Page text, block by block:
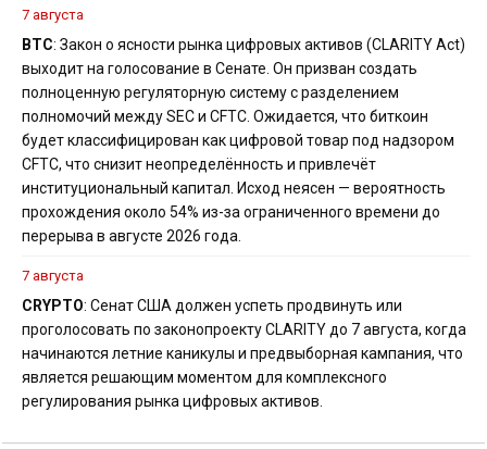
7 августа
BTC: Закон о ясности рынка цифровых активов (CLARITY Act)
выходит на голосование в Сенате. Он призван создать
полноценную регуляторную систему с разделением
полномочий между SEC и CFTC. Ожидается, что биткоин
будет классифицирован как цифровой товар под надзором
CFTC, что снизит неопределённость и привлечёт
институциональный капитал. Исход неясен — вероятность
прохождения около 54% из-за ограниченного времени до
перерыва в августе 2026 года.
7 августа
CRYPTO: Сенат США должен успеть продвинуть или
проголосовать по законопроекту CLARITY до 7 августа, когда
начинаются летние каникулы и предвыборная кампания, что
является решающим моментом для комплексного
регулирования рынка цифровых активов.